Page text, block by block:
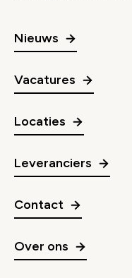
Nieuws
Vacatures
Locaties
Leveranciers
Contact
Over ons